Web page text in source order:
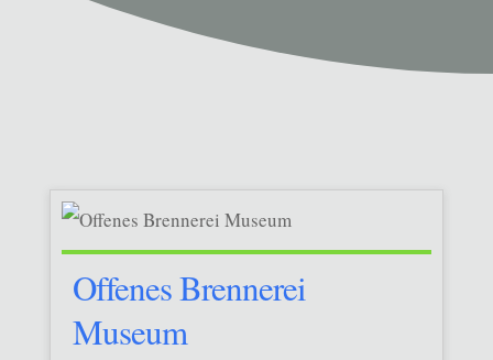
Offenes Brennerei
Museum